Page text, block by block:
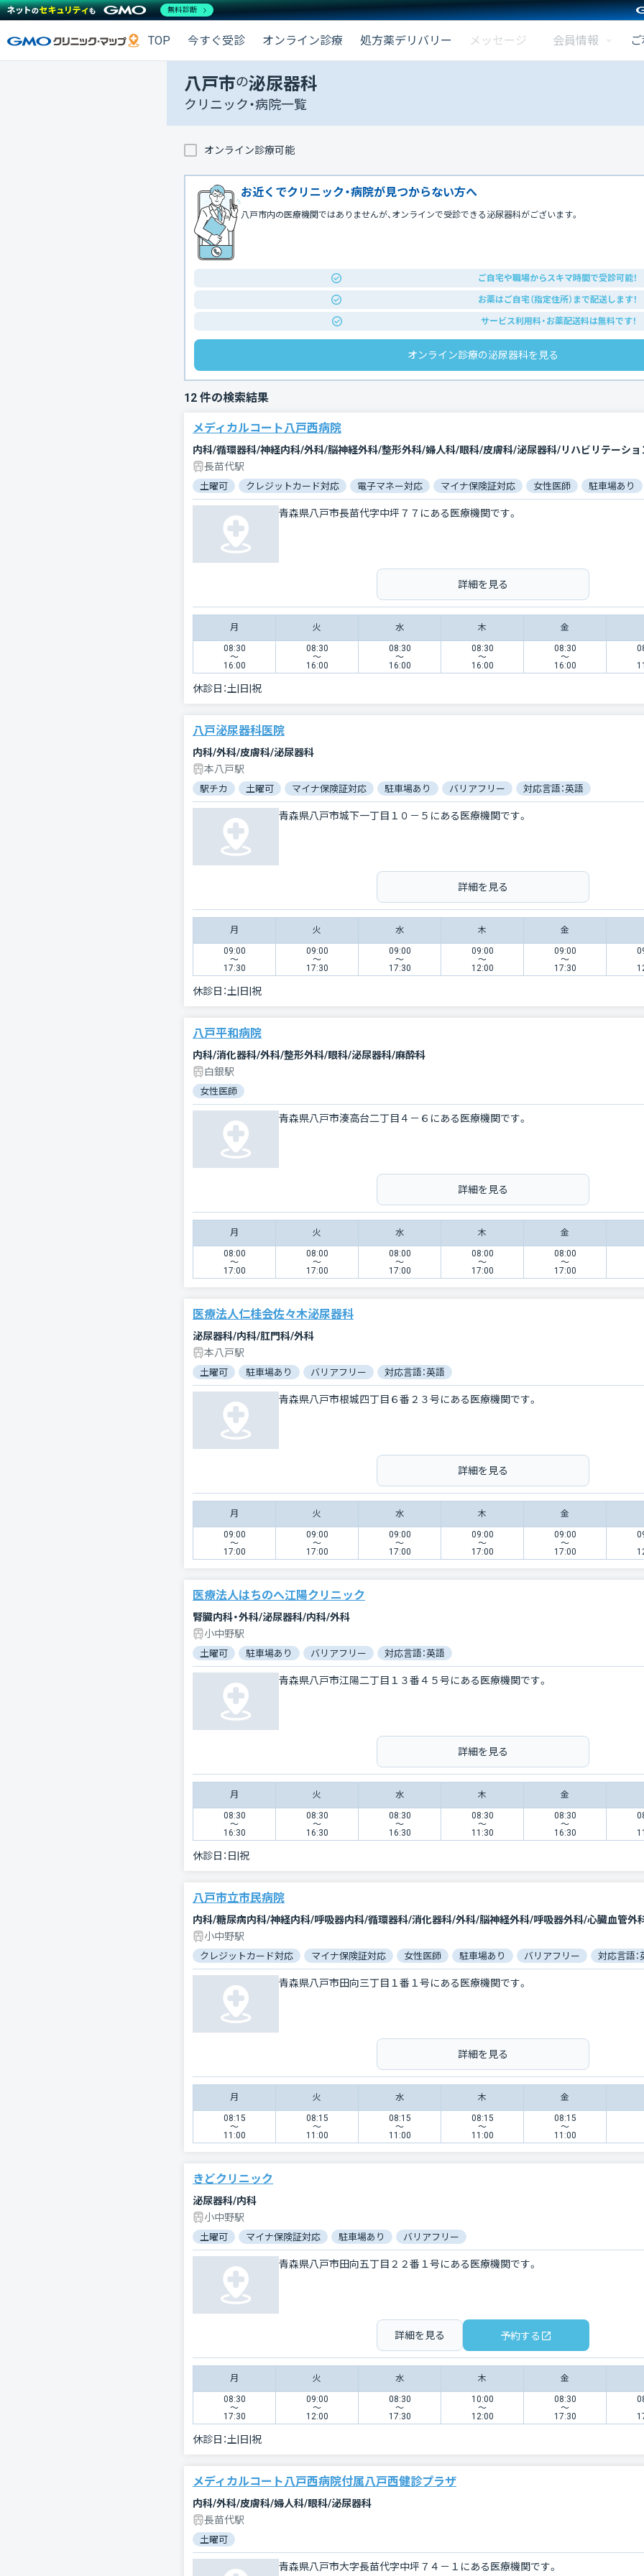
TOP 今すぐ受診 オンライン診療 処方薬デリバリー メッセージ 会員情報
八戸市の泌尿器科
クリニック・病院一覧
オンライン診療可能
お近くでクリニック・病院が見つからない方へ
八戸市内の医療機関ではありませんが、オンラインで受診できる泌尿器科がございます。
ご自宅や職場からスキマ時間で受診可能！
お薬はご自宅（指定住所）まで配送します！
サービス利用料・お薬配送料は無料です！
オンライン診療の泌尿器科を見る
12 件の検索結果
メディカルコート八戸西病院
内科/循環器科/神経内科/外科/脳神経外科/整形外科/婦人科/眼科/皮膚科/泌尿器科/リハビリテーショ
長苗代駅
土曜可 クレジットカード対応 電子マネー対応 マイナ保険証対応 女性医師 駐車場あり
青森県八戸市長苗代字中坪７７にある医療機関です。
詳細を見る
月 火 水 木 金
08:30
〜
16:00
08:30
〜
16:00
08:30
〜
16:00
08:30
〜
16:00
08:30
〜
16:00
休診日：土|日|祝
八戸泌尿器科医院
内科/外科/皮膚科/泌尿器科
本八戸駅
駅チカ 土曜可 マイナ保険証対応 駐車場あり バリアフリー 対応言語：英語
青森県八戸市城下一丁目１０－５にある医療機関です。
詳細を見る
月 火 水 木 金
09:00
〜
17:30
09:00
〜
17:30
09:00
〜
17:30
09:00
〜
12:00
09:00
〜
17:30
休診日：土|日|祝
八戸平和病院
内科/消化器科/外科/整形外科/眼科/泌尿器科/麻酔科
白銀駅
女性医師
青森県八戸市湊高台二丁目４－６にある医療機関です。
詳細を見る
月 火 水 木 金
08:00
〜
17:00
08:00
〜
17:00
08:00
〜
17:00
08:00
〜
17:00
08:00
〜
17:00
医療法人仁桂会佐々木泌尿器科
泌尿器科/内科/肛門科/外科
本八戸駅
土曜可 駐車場あり バリアフリー 対応言語：英語
青森県八戸市根城四丁目６番２３号にある医療機関です。
詳細を見る
月 火 水 木 金
09:00
〜
17:00
09:00
〜
17:00
09:00
〜
17:00
09:00
〜
17:00
09:00
〜
17:00
医療法人はちのへ江陽クリニック
腎臓内科・外科/泌尿器科/内科/外科
小中野駅
土曜可 駐車場あり バリアフリー 対応言語：英語
青森県八戸市江陽二丁目１３番４５号にある医療機関です。
詳細を見る
月 火 水 木 金
08:30
〜
16:30
08:30
〜
16:30
08:30
〜
16:30
08:30
〜
11:30
08:30
〜
16:30
休診日： 日|祝
八戸市立市民病院
小中野駅
クレジットカード対応 マイナ保険証対応 女性医師 駐車場あり バリアフリー 対応言語：
青森県八戸市田向三丁目１番１号にある医療機関です。
詳細を見る
月 火 水 木 金
08:15
〜
11:00
08:15
〜
11:00
08:15
〜
11:00
08:15
〜
11:00
08:15
〜
11:00
きどクリニック
泌尿器科/内科
小中野駅
土曜可 マイナ保険証対応 駐車場あり バリアフリー
青森県八戸市田向五丁目２２番１号にある医療機関です。
詳細を見る 予約する
月 火 水 木 金
08:30
〜
17:30
09:00
〜
12:00
08:30
〜
17:30
10:00
〜
12:00
08:30
〜
17:30
休診日：土|日|祝
メディカルコート八戸西病院付属八戸西健診プラザ
内科/外科/皮膚科/婦人科/眼科/泌尿器科
長苗代駅
土曜可
青森県八戸市大字長苗代字中坪７４－１にある医療機関です。
無料診断